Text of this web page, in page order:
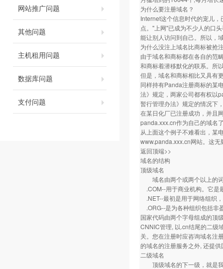
网站推广问题
其他问题
主机租用问题
数据库问题
支付问题
为什么要注册域名？
Internet这个信息时代的宠儿
点。"上网"已成为不少人的口
能让别人访问到自己。所以，
为什么没注上域名比商标被抢
由于域名和商标都在各自的范
和商标着潜移默化的联系。所
但是，域名和商标相比又具有
同样持有Panda注册商标的某
法》规定，两家公司都有权以
暂行管理办法》规定的情况下
在某日化厂已注册成功，并且
panda.xxx.cn作为自己的域名
从上面这个例子不难看出，某
www.panda.xxx.cn网站。这无
返回顶端>>
域名的结构
顶级域名
域名由两个或两个以上的词
.COM--用于商业机构。它是
.NET--最初是用于网络组织
.ORG--是为各种组织包括非
国家代码由两个字母组成的顶
CNNIC管理, 以.cn结尾的二级
关。您在注册时应咨询域名注
的域名的注册服务之外, 还提
二级域名
顶级域名的下一级，就是我